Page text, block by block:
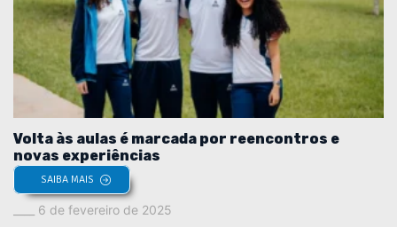
Volta às aulas é marcada por reencontros e
novas experiências
SAIBA MAIS
6 de fevereiro de 2025